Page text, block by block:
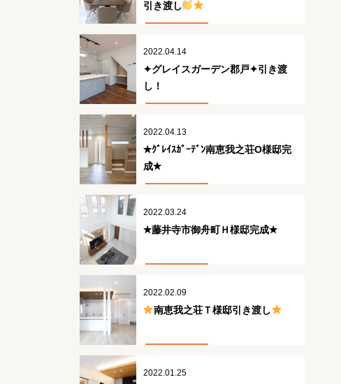
引き渡し
2022.04.14
✦グレイスガーデン郡戸✦引き渡
し！
2022.04.13
✭ｸﾞﾚｲｽｶﾞｰﾃﾞﾝ南恵我之荘O様邸完
成✭
2022.03.24
✭藤井寺市御舟町Ｈ様邸完成✭
2022.02.09
南恵我之荘Ｔ様邸引き渡し
2022.01.25